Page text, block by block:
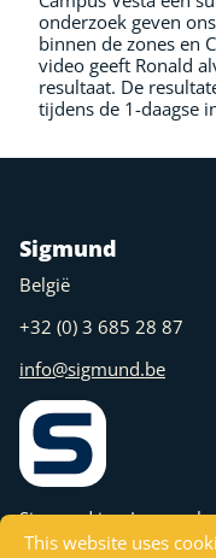
This website uses
onderzoek geven
binnen de zones en
video geeft Ronald
resultaat. De
tijdens de 1-daagse
Sigmund
België
+32 (0) 3 685 28 87
info@sigmund.be
Sigmund is a Juny nv